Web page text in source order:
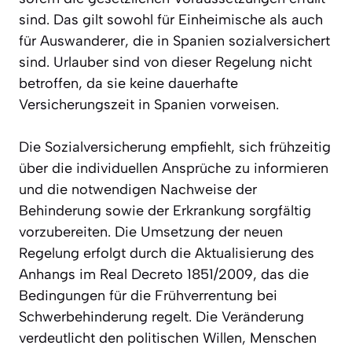
sind. Das gilt sowohl für Einheimische als auch
für Auswanderer, die in Spanien sozialversichert
sind. Urlauber sind von dieser Regelung nicht
betroffen, da sie keine dauerhafte
Versicherungszeit in Spanien vorweisen.
Die Sozialversicherung empfiehlt, sich frühzeitig
über die individuellen Ansprüche zu informieren
und die notwendigen Nachweise der
Behinderung sowie der Erkrankung sorgfältig
vorzubereiten. Die Umsetzung der neuen
Regelung erfolgt durch die Aktualisierung des
Anhangs im Real Decreto 1851/2009, das die
Bedingungen für die Frühverrentung bei
Schwerbehinderung regelt. Die Veränderung
verdeutlicht den politischen Willen, Menschen